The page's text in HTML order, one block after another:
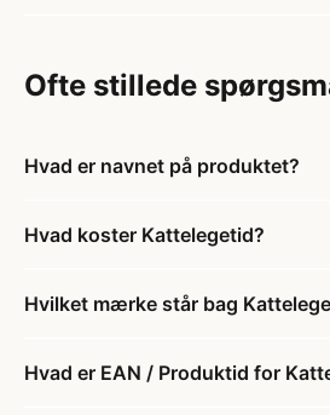
Ofte stillede
Hvad er navnet på produktet?
Hvad koster Kattelegetid?
Hvilket mærke står bag
Hvad er EAN / Produktid for